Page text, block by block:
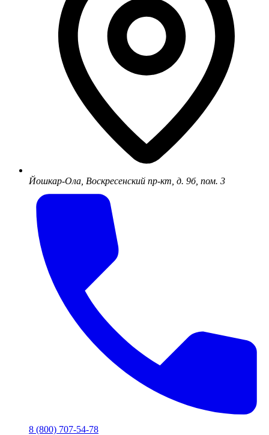
Йошкар-Ола, Воскресенский пр-кт, д. 9б, пом. 3
8 (800) 707-54-78